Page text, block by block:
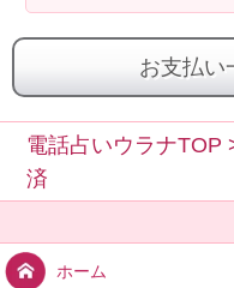
お支払い
電話占いウラナTOP
済
ホーム